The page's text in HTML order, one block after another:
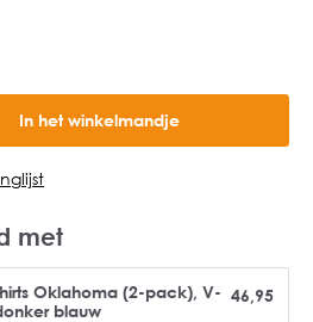
In het winkelmandje
met
Oklahoma (2-pack), V-
blauw
46,95